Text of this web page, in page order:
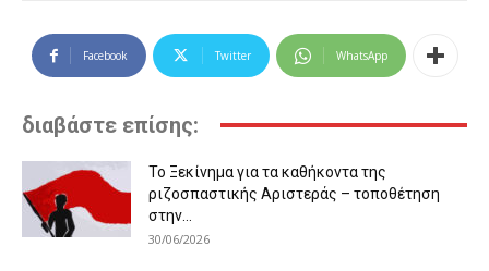
Facebook Twitter WhatsApp
διαβάστε επίσης:
Το Ξεκίνημα για τα καθήκοντα της
ριζοσπαστικής Αριστεράς – τοποθέτηση
στην...
30/06/2026